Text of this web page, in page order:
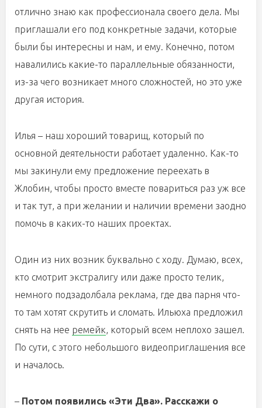
отлично знаю как профессионала своего дела. Мы
приглашали его под конкретные задачи, которые
были бы интересны и нам, и ему. Конечно, потом
навалились какие-то параллельные обязанности,
из-за чего возникает много сложностей, но это уже
другая история.
Илья – наш хороший товарищ, который по
основной деятельности работает удаленно. Как-то
мы закинули ему предложение переехать в
Жлобин, чтобы просто вместе повариться раз уж все
и так тут, а при желании и наличии времени заодно
помочь в каких-то наших проектах.
Один из них возник буквально с ходу. Думаю, всех,
кто смотрит экстралигу или даже просто телик,
немного подзадолбала реклама, где два парня что-
то там хотят скрутить и сломать. Ильюха предложил
снять на нее ремейк, который всем неплохо зашел.
По сути, с этого небольшого видеоприглашения все
и началось.
– Потом появились «Эти Два». Расскажи о